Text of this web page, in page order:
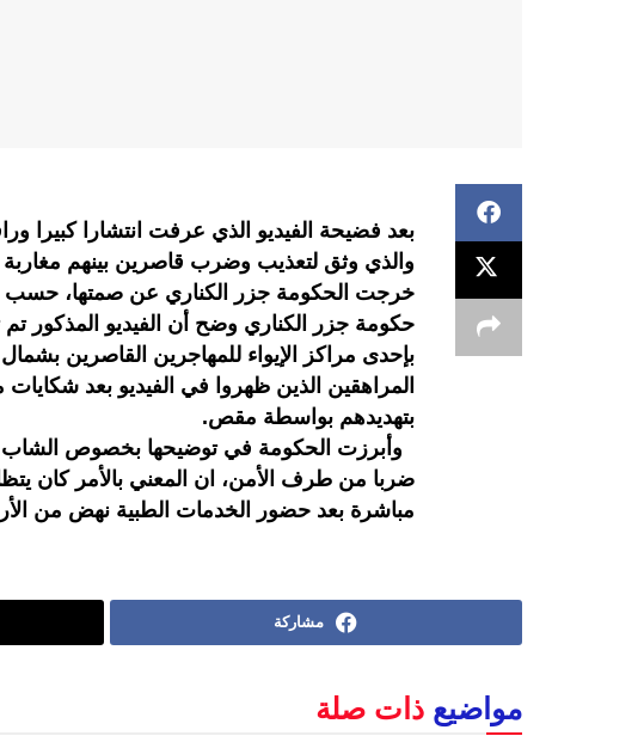
بعد فضيحة الفيديو الذي عرفت انتشارا كبيرا
والذي وثق لتعذيب وضرب قاصرين بينهم مغاربة
خرجت الحكومة جزر الكناري عن صمتها، حسب
حكومة جزر الكناري وضح أن الفيديو المذكور
بإحدى مراكز الإيواء للمهاجرين القاصرين
المراهقين الذين ظهروا في الفيديو بعد
بتهديدهم بواسطة مقص.
وأبرزت الحكومة في توضيحها بخصوص الشاب
ضربا من طرف الأمن، ان المعني بالأمر كان
مباشرة بعد حضور الخدمات الطبية نهض من
مشاركة
مواضيع ذات صلة